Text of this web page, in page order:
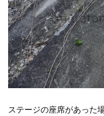
ステージの座席があった